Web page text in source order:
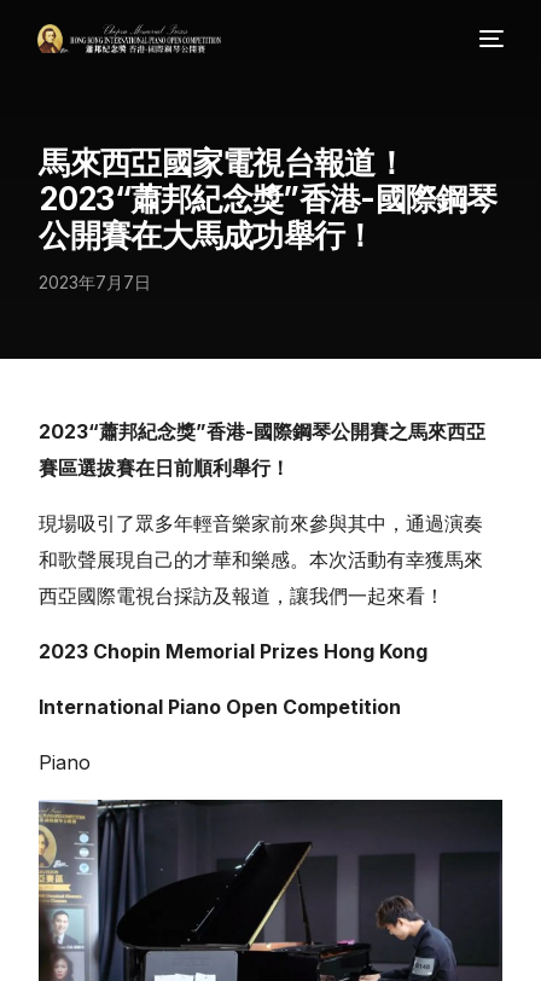
馬來西亞國家電視台報道！
2023“蕭邦紀念獎”香港-國際鋼琴
公開賽在大馬成功舉行！
2023年7月7日
2023“蕭邦紀念獎”香港-國際鋼琴公開賽之馬來西亞
賽區選拔賽在日前順利舉行！
現場吸引了眾多年輕音樂家前來參與其中，通過演奏
和歌聲展現自己的才華和樂感。本次活動有幸獲馬來
西亞國際電視台採訪及報道，讓我們一起來看！
2023 Chopin Memorial Prizes Hong Kong
International Piano Open Competition
Piano
繁體中文